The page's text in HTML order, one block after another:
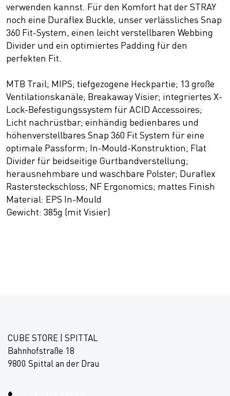
verwenden kannst. Für den Komfort hat der STRAY
noch eine Duraflex Buckle, unser verlässliches Snap
360 Fit-System, einen leicht verstellbaren Webbing
Divider und ein optimiertes Padding für den
perfekten Fit.
MTB Trail; MIPS; tiefgezogene Heckpartie; 13 große
Ventilationskanäle; Breakaway Visier; integriertes X-
Lock-Befestigungssystem für ACID Accessoires;
Licht nachrüstbar; einhändig bedienbares und
höhenverstellbares Snap 360 Fit System für eine
optimale Passform; In-Mould-Konstruktion; Flat
Divider für beidseitige Gurtbandverstellung;
herausnehmbare und waschbare Polster; Duraflex
Rastersteckschloss; NF Ergonomics; mattes Finish
Material: EPS In-Mould
Gewicht: 385g (mit Visier)
CUBE STORE | SPITTAL
Bahnhofstraße 18
9800 Spittal an der Drau